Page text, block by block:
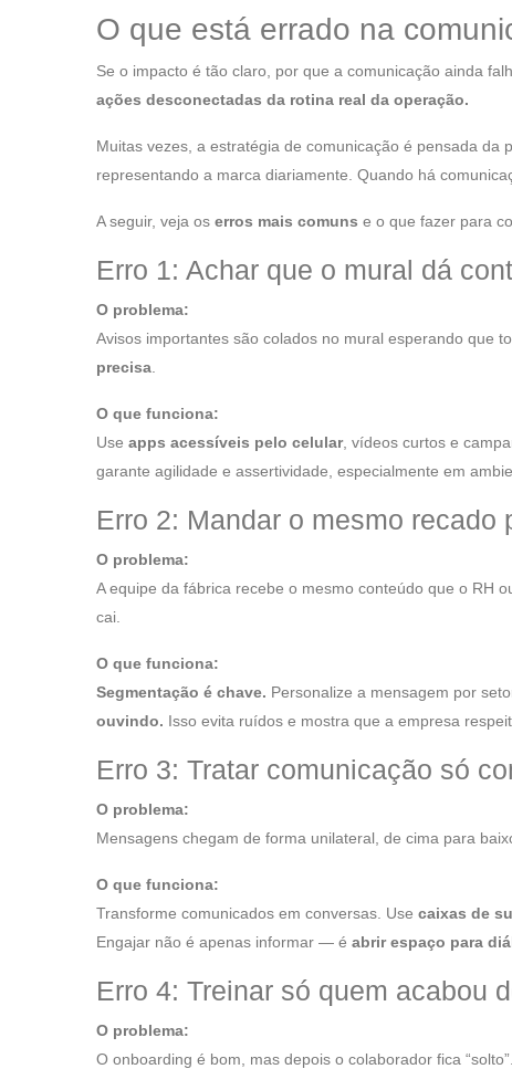
O que está errado na
Se o impacto é tão claro, por que a comunicação ainda
ações desconectadas da rotina real da operação.
Muitas vezes, a estratégia de comunicação é pensada
representando a marca diariamente. Quando há
A seguir, veja os erros mais comuns e o que fazer para
Erro 1: Achar que o mural dá
O problema:
Avisos importantes são colados no mural esperando que
precisa
O que funciona:
Use apps acessíveis pelo celular, vídeos curtos e
garante agilidade e assertividade, especialmente em
Erro 2: Mandar o mesmo recado
O problema:
A equipe da fábrica recebe o mesmo conteúdo que o RH
cai.
O que funciona:
Segmentação é chave. Personalize a mensagem por
ouvindo. Isso evita ruídos e mostra que a empresa
Erro 3: Tratar comunicação só
O problema:
Mensagens chegam de forma unilateral, de cima para
O que funciona:
Transforme comunicados em conversas. Use caixas de
Engajar não é apenas informar — é abrir espaço para
Erro 4: Treinar só quem acabou
O problema:
O onboarding é bom, mas depois o colaborador fica